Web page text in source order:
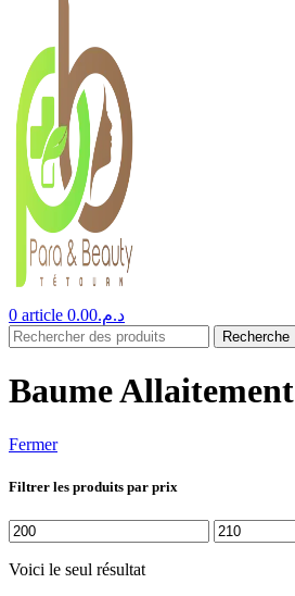
0 article د.م.0.00
Recherche
Baume Allaitement
Fermer
Filtrer les produits par prix
Prix
min
Prix
max
Voici le seul résultat